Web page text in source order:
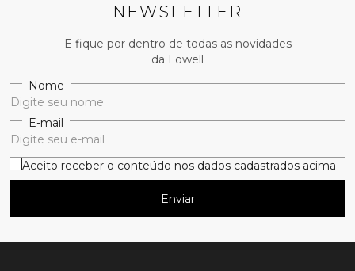
NEWSLETTER
E fique por dentro de todas as novidades
da Lowell
Nome
E-mail
Aceito receber o conteúdo nos dados cadastrados acima
Enviar